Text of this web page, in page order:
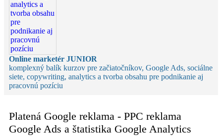
Online marketér JUNIOR
komplexný balík kurzov pre začiatočníkov, Google Ads, sociálne
siete, copywriting, analytics a tvorba obsahu pre podnikanie aj
pracovnú pozíciu
Platená Google reklama - PPC reklama
Google Ads a štatistika Google Analytics